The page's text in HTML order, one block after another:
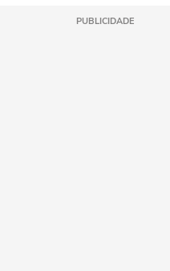
PUBLICIDADE